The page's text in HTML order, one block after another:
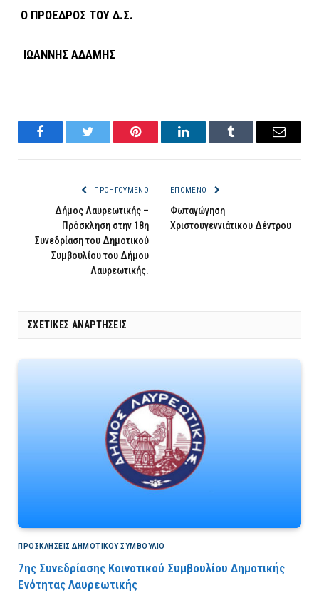
Ο ΠΡΟΕΔΡΟΣ ΤΟΥ Δ.Σ.
ΙΩΑΝΝΗΣ ΑΔΑΜΗΣ
FacebookTwitter Pinterest LinkedInTumblr Email
ΠΡΟΗΓΟΎΜΕΝΟ
Δήμος Λαυρεωτικής –
Πρόσκληση στην 18η
Συνεδρίαση του Δημοτικού
Συμβουλίου του Δήμου
Λαυρεωτικής.
ΕΠΌΜΕΝΟ
Φωταγώγηση
Χριστουγεννιάτικου Δέντρου
ΣΧΕΤΙΚΈΣ ΑΝΑΡΤΉΣΕΙΣ
ΠΡΟΣΚΛΉΣΕΙΣ ΔΗΜΟΤΙΚΟΎ ΣΥΜΒΟΎΛΙΟ
7ης Συνεδρίασης Κοινοτικού Συμβουλίου Δημοτικής
Ενότητας Λαυρεωτικής